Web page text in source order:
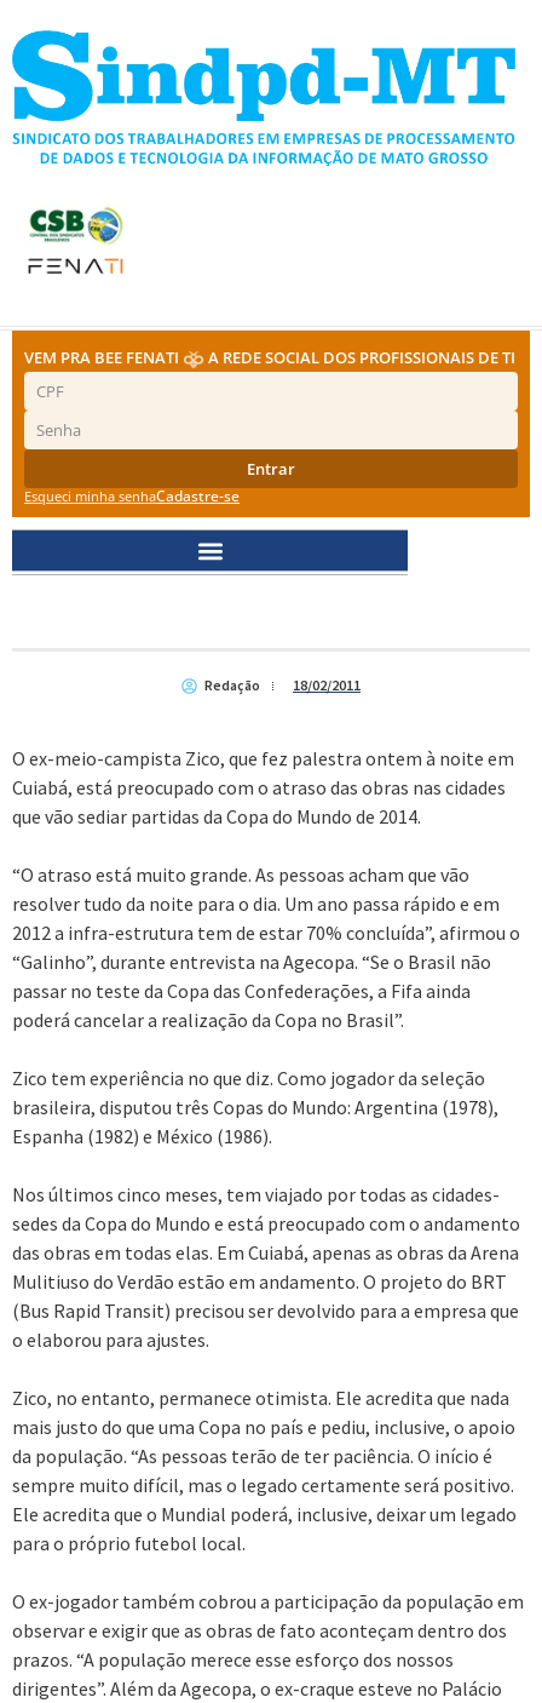
para
conteúdo
VEM PRA BEE FENATI A REDE SOCIAL DOS PROFISSIONAIS DE TI
Entrar
Esqueci minha senhaCadastre-se
Redação 18/02/2011
O ex-meio-campista Zico, que fez palestra ontem à noite em
Cuiabá, está preocupado com o atraso das obras nas cidades
que vão sediar partidas da Copa do Mundo de 2014.
“O atraso está muito grande. As pessoas acham que vão
resolver tudo da noite para o dia. Um ano passa rápido e em
2012 a infra-estrutura tem de estar 70% concluída”, afirmou o
“Galinho”, durante entrevista na Agecopa. “Se o Brasil não
passar no teste da Copa das Confederações, a Fifa ainda
poderá cancelar a realização da Copa no Brasil”.
Zico tem experiência no que diz. Como jogador da seleção
brasileira, disputou três Copas do Mundo: Argentina (1978),
Espanha (1982) e México (1986).
Nos últimos cinco meses, tem viajado por todas as cidades-
sedes da Copa do Mundo e está preocupado com o andamento
das obras em todas elas. Em Cuiabá, apenas as obras da Arena
Mulitiuso do Verdão estão em andamento. O projeto do BRT
(Bus Rapid Transit) precisou ser devolvido para a empresa que
o elaborou para ajustes.
Zico, no entanto, permanece otimista. Ele acredita que nada
mais justo do que uma Copa no país e pediu, inclusive, o apoio
da população. “As pessoas terão de ter paciência. O início é
sempre muito difícil, mas o legado certamente será positivo.
Ele acredita que o Mundial poderá, inclusive, deixar um legado
para o próprio futebol local.
O ex-jogador também cobrou a participação da população em
observar e exigir que as obras de fato aconteçam dentro dos
prazos. “A população merece esse esforço dos nossos
dirigentes”. Além da Agecopa, o ex-craque esteve no Palácio